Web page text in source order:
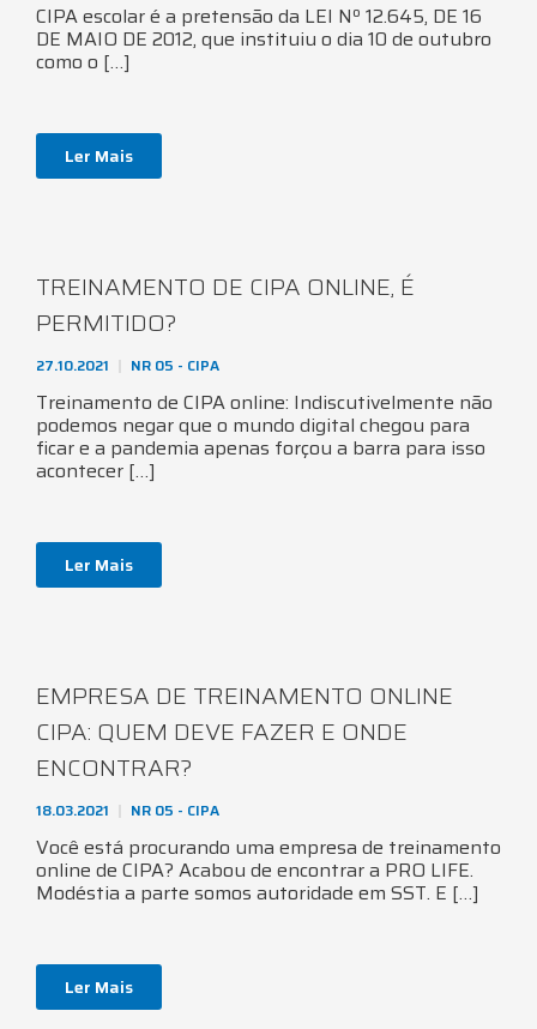
CIPA escolar é a pretensão da LEI Nº 12.645, DE 16
DE MAIO DE 2012, que instituiu o dia 10 de outubro
como o […]
Ler Mais
TREINAMENTO DE CIPA ONLINE, É
PERMITIDO?
27.10.2021 NR 05 - CIPA
Treinamento de CIPA online: Indiscutivelmente não
podemos negar que o mundo digital chegou para
ficar e a pandemia apenas forçou a barra para isso
acontecer […]
Ler Mais
EMPRESA DE TREINAMENTO ONLINE
CIPA: QUEM DEVE FAZER E ONDE
ENCONTRAR?
18.03.2021 NR 05 - CIPA
Você está procurando uma empresa de treinamento
online de CIPA? Acabou de encontrar a PRO LIFE.
Modéstia a parte somos autoridade em SST. E […]
Ler Mais